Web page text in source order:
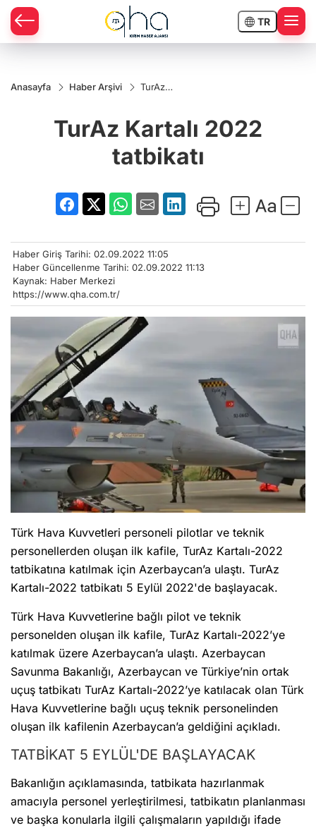
TR
Anasayfa Haber Arşivi
TurAz
tatbikatı
TurAz Kartalı 2022
tatbikatı
Haber Giriş Tarihi: 02.09.2022 11:05
Haber Güncellenme Tarihi: 02.09.2022 11:13
Kaynak: Haber Merkezi
https://www.qha.com.tr/
Türk Hava Kuvvetleri personeli pilotlar ve teknik
personellerden oluşan ilk kafile, TurAz Kartalı-2022
tatbikatına katılmak için Azerbaycan’a ulaştı. TurAz
Kartalı-2022 tatbikatı 5 Eylül 2022'de başlayacak.
Türk Hava Kuvvetlerine bağlı pilot ve teknik
personelden oluşan ilk kafile, TurAz Kartalı-2022’ye
katılmak üzere Azerbaycan’a ulaştı. Azerbaycan
Savunma Bakanlığı, Azerbaycan ve Türkiye’nin ortak
uçuş tatbikatı TurAz Kartalı-2022’ye katılacak olan Türk
Hava Kuvvetlerine bağlı uçuş teknik personelinden
oluşan ilk kafilenin Azerbaycan’a geldiğini açıkladı.
TATBİKAT 5 EYLÜL'DE BAŞLAYACAK
Bakanlığın açıklamasında, tatbikata hazırlanmak
amacıyla personel yerleştirilmesi, tatbikatın planlanması
ve başka konularla ilgili çalışmaların yapıldığı ifade